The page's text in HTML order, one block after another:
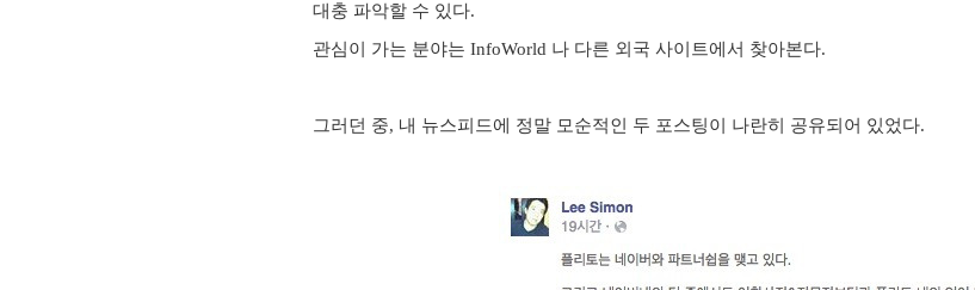
대충 파악할 수 있다.
관심이 가는 분야는 InfoWorld 나 다른 외국 사이트에서 찾아본다.
그러던 중, 내 뉴스피드에 정말 모순적인 두 포스팅이 나란히 공유되어 있었다.